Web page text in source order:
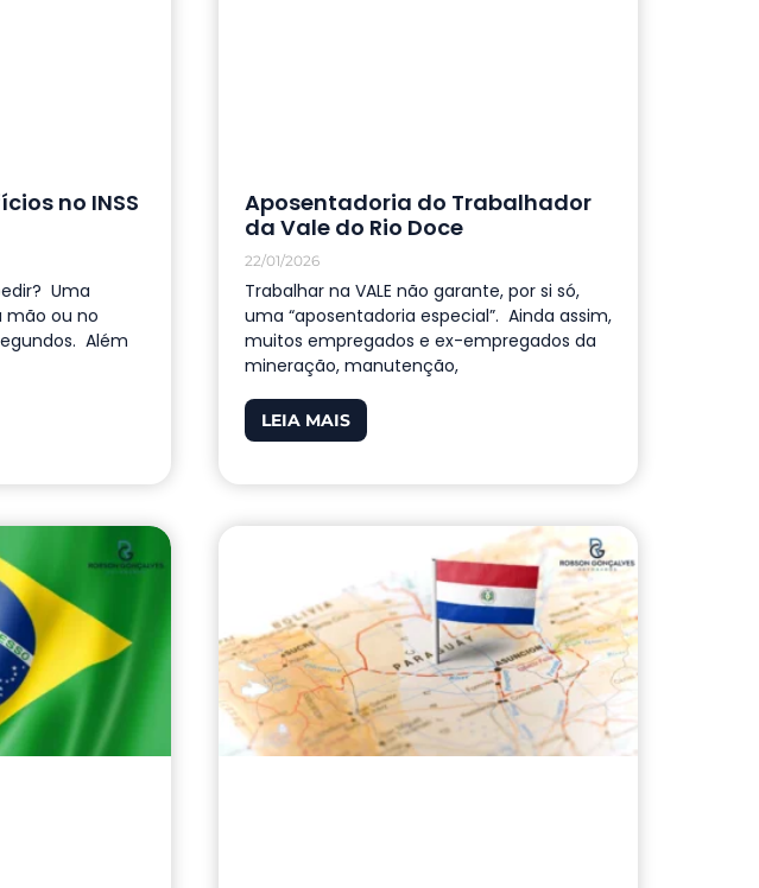
no INSS
Uma
ou no
Além
Aposentadoria do Trabalhador
da Vale do Rio Doce
22/01/2026
Trabalhar na VALE não garante, por si só,
uma “aposentadoria especial”. Ainda assim,
muitos empregados e ex-empregados da
mineração, manutenção,
LEIA MAIS